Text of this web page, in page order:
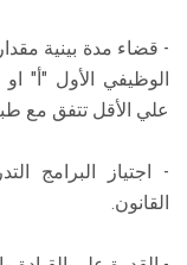
- قضاء مدة بينية
الوظيفي الأول "أ"
علي الأقل تتفق مع
- اجتياز البرامج
القانون.